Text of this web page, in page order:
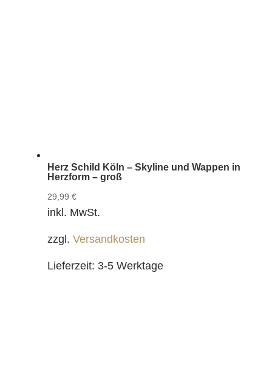
Herz Schild Köln – Skyline und Wappen in
Herzform – groß
29,99 €
inkl. MwSt.
zzgl. Versandkosten
Lieferzeit: 3-5 Werktage